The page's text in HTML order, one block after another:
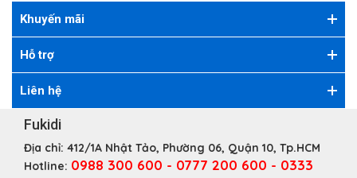
Khuyến mãi
Hỗ trợ
Liên hệ
Fukidi
Địa chỉ: 412/1A Nhật Tảo, Phường 06, Quận 10, Tp.HCM
Hotline: 0988 300 600 - 0777 200 600 - 0333